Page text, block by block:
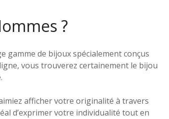
?
gamme de bijoux spécialement conçus
vous trouverez certainement le bijou
afficher votre originalité à travers
d’exprimer votre individualité tout en